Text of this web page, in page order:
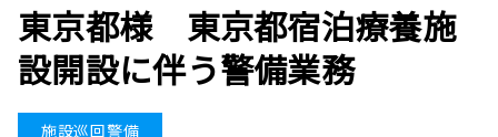
東京都様 東京都宿泊療養施
設開設に伴う警備業務
施設巡回警備